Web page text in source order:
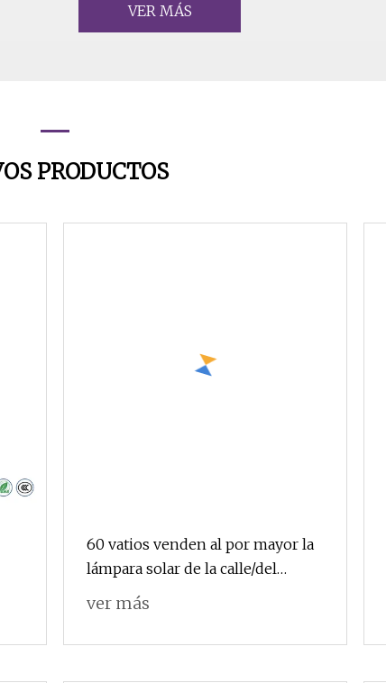
VER MÁS
PRODUCTOS
60 vatios venden al por mayor la
lámpara solar de la calle/del
jardín/de la carretera de la
ver más